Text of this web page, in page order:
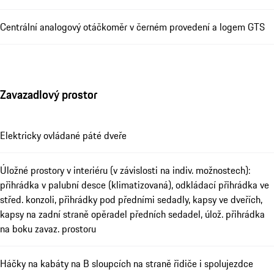
Centrální analogový otáčkoměr v černém provedení a logem GTS
Zavazadlový prostor
Elektricky ovládané páté dveře
Úložné prostory v interiéru (v závislosti na indiv. možnostech):
přihrádka v palubní desce (klimatizovaná), odkládací přihrádka ve
střed. konzoli, přihrádky pod předními sedadly, kapsy ve dveřích,
kapsy na zadní straně opěradel předních sedadel, úlož. přihrádka
na boku zavaz. prostoru
Háčky na kabáty na B sloupcích na straně řidiče i spolujezdce